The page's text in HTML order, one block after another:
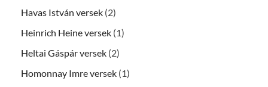
Havas István versek (2)
Heinrich Heine versek (1)
Heltai Gáspár versek (2)
Homonnay Imre versek (1)